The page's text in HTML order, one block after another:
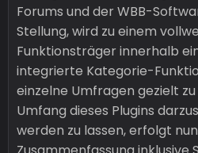
Forums und der WBB-
Stellung, wird zu einem
Funktionsträger innerhalb
integrierte Kategorie-
einzelne Umfragen gezielt
Umfang dieses Plugins
werden zu lassen, erfolgt